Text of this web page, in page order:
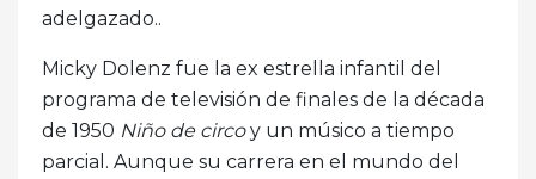
adelgazado..
Micky Dolenz fue la ex estrella infantil del
programa de televisión de finales de la década
de 1950 Niño de circoy un músico a tiempo
parcial. Aunque su carrera en el mundo del